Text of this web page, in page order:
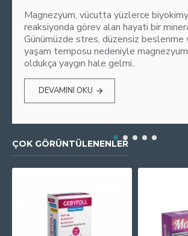
Magnezyum, vücutta yüzlerce
reaksiyonda görev alan hayati bir
Günümüzde stres, düzensiz beslenme
yaşam temposu nedeniyle
oldukça yaygın hale gelmi..
DEVAMINI OKU
ÇOK GÖRÜNTÜLENENLER